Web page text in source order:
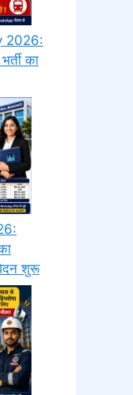
2026:
का
शुरू